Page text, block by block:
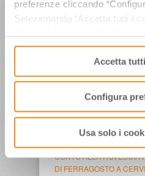
preferenze cliccando
Selezionando “Accetta tutti i
consenso cliccando su “Usa
saranno attivati i soli cookie
funzionamento del sito.
Accetta
Configura
Usa solo i
Vita”, con il Ministro del
Zanicchi, l’Orchestra
Venerdì 7 e sabato 8
Dolce Vita” Gelmini,
Maradona Jr, Fabiani,
CONTO ALLA ROVESCIA
DI FERRAGOSTO A